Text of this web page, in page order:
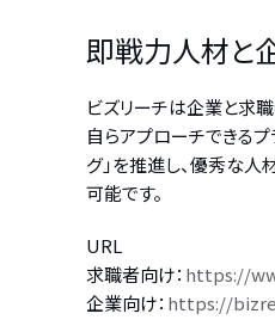
即戦力人材と
ビズリーチは企業と求
自らアプローチできる
グ」を推進し、優秀な
可能です。
URL
求職者向け： https://
企業向け： https://